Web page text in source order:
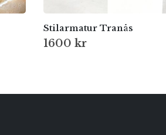
Stilarmatur Tranås
1600 kr